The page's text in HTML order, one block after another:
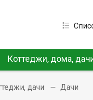
Коттеджи, дома,
дачи Дачи